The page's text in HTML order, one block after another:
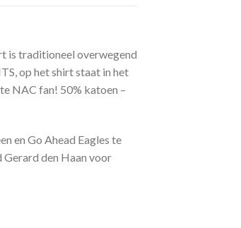
is traditioneel overwegend
op het shirt staat in het
NAC fan! 50% katoen –
en Go Ahead Eagles te
Gerard den Haan voor